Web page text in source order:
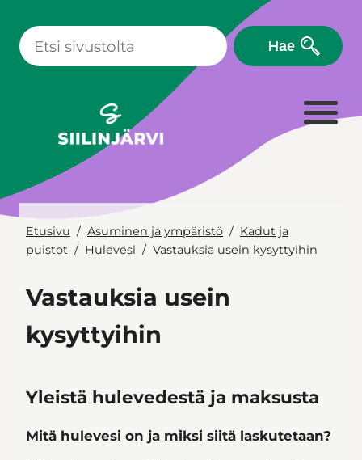
sisältöön
Hae
Etusivu Asuminen ja ympäristö
Kadut ja
puistot
Hulevesi Vastauksia usein kysyttyihin
Vastauksia usein
kysyttyihin
Yleistä hulevedestä ja maksusta
Mitä hulevesi on ja miksi siitä laskutetaan?